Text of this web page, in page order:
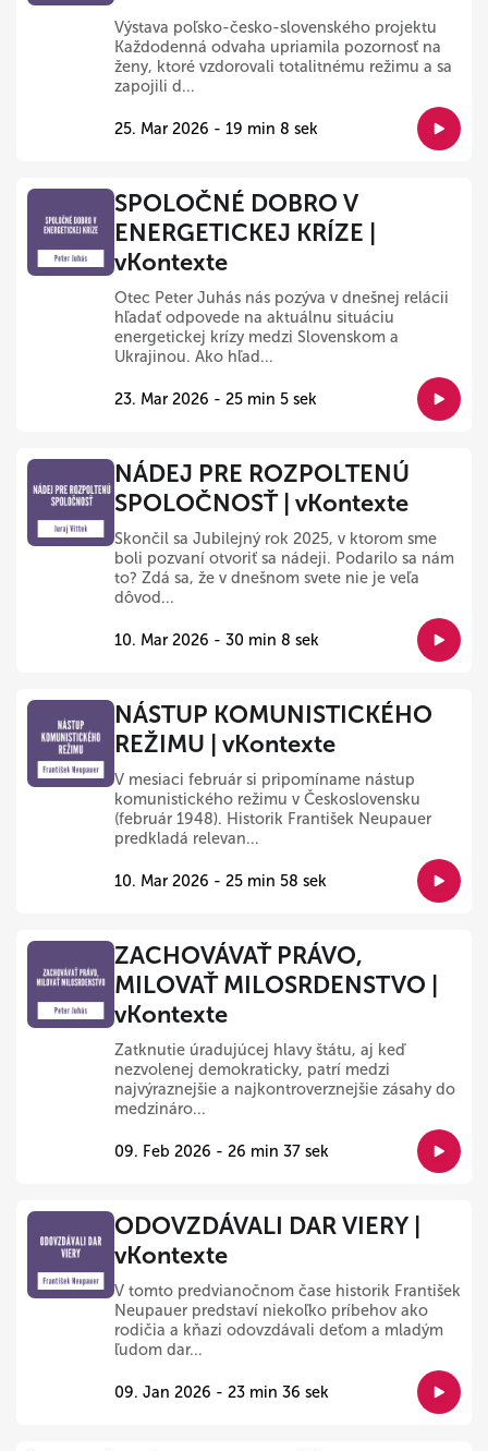
Výstava poľsko-česko-slovenského projektu
Každodenná odvaha upriamila pozornosť na
ženy, ktoré vzdorovali totalitnému režimu a sa
zapojili d...
25. Mar 2026 - 19 min 8 sek
SPOLOČNÉ DOBRO V
ENERGETICKEJ KRÍZE |
vKontexte
Otec Peter Juhás nás pozýva v dnešnej relácii
hľadať odpovede na aktuálnu situáciu
energetickej krízy medzi Slovenskom a
Ukrajinou. Ako hľad...
23. Mar 2026 - 25 min 5 sek
NÁDEJ PRE ROZPOLTENÚ
SPOLOČNOSŤ | vKontexte
Skončil sa Jubilejný rok 2025, v ktorom sme
boli pozvaní otvoriť sa nádeji. Podarilo sa nám
to? Zdá sa, že v dnešnom svete nie je veľa
dôvod...
10. Mar 2026 - 30 min 8 sek
NÁSTUP KOMUNISTICKÉHO
REŽIMU | vKontexte
V mesiaci február si pripomíname nástup
komunistického režimu v Československu
(február 1948). Historik František Neupauer
predkladá relevan...
10. Mar 2026 - 25 min 58 sek
ZACHOVÁVAŤ PRÁVO,
MILOVAŤ MILOSRDENSTVO |
vKontexte
Zatknutie úradujúcej hlavy štátu, aj keď
nezvolenej demokraticky, patrí medzi
najvýraznejšie a najkontroverznejšie zásahy do
medzináro...
09. Feb 2026 - 26 min 37 sek
ODOVZDÁVALI DAR VIERY |
vKontexte
V tomto predvianočnom čase historik František
Neupauer predstaví niekoľko príbehov ako
rodičia a kňazi odovzdávali deťom a mladým
ľudom dar...
09. Jan 2026 - 23 min 36 sek